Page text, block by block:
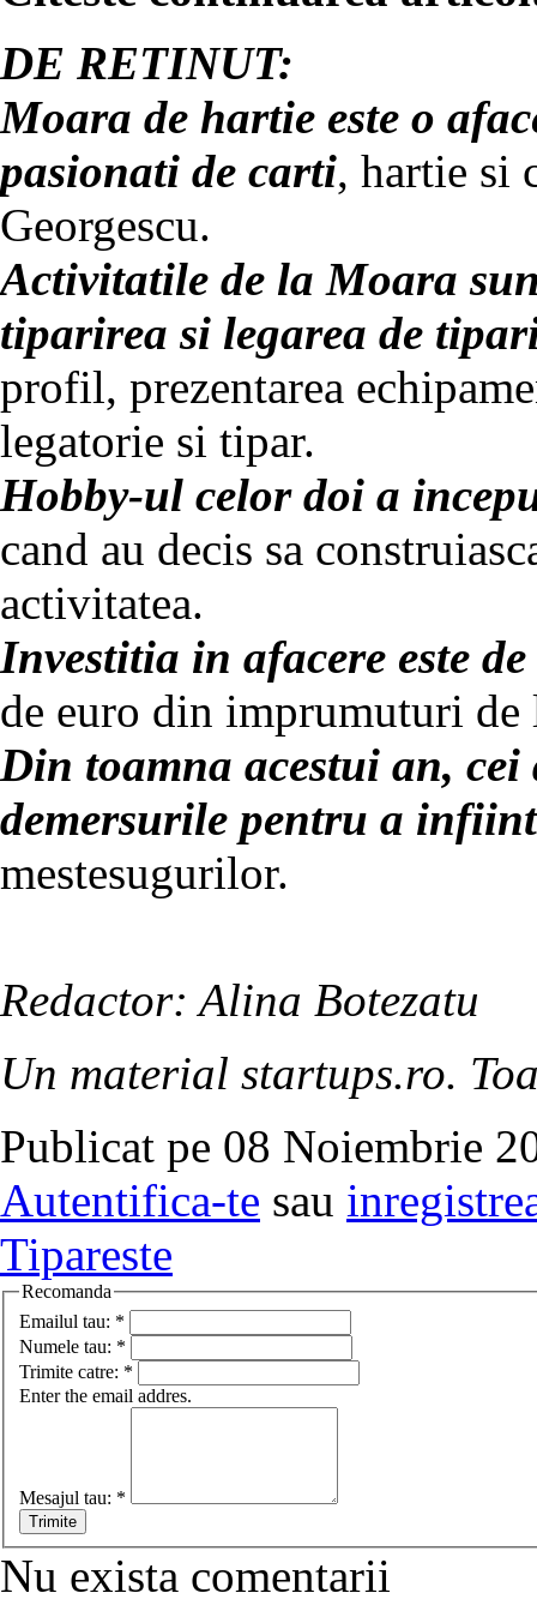
DE RETINUT:
Moara de hartie este o
pasionati de carti, hartie si
Georgescu.
Activitatile de la Moara
tiparirea si legarea de
profil, prezentarea
legatorie si tipar.
Hobby-ul celor doi a
cand au decis sa
activitatea.
Investitia in afacere este
de euro din imprumuturi
Din toamna acestui an,
demersurile pentru a
mestesugurilor.
Redactor: Alina Botezatu
Un material startups.ro.
Publicat pe 08 Noiembrie
Autentifica-te sau
Tipareste
Recomanda
Emailul tau: *
Numele tau: *
Trimite catre: *
Enter the email addres.
Mesajul tau: *
Nu exista comentarii